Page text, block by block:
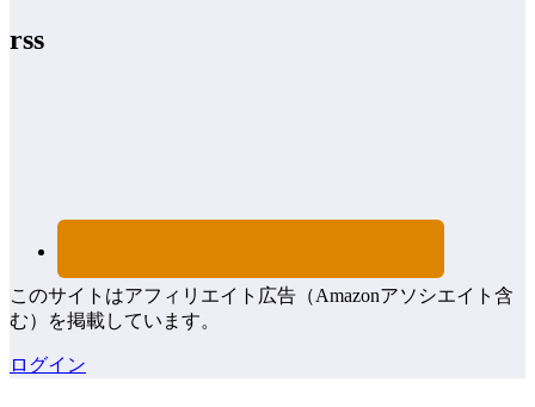
rss
このサイトはアフィリエイト広告（Amazonアソシエイト含
む）を掲載しています。
ログイン